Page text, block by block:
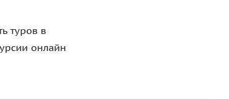
туров в
онлайн